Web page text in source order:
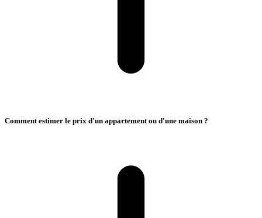
Comment estimer le prix d'un appartement ou d'une maison ?